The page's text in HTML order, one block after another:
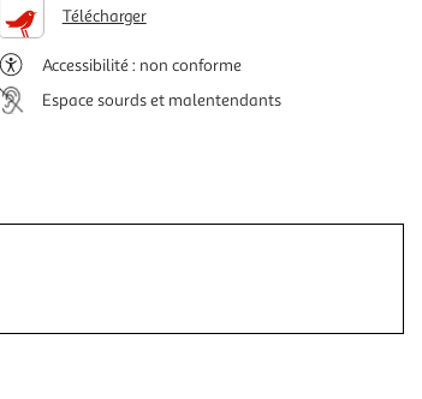
Télécharger
Accessibilité : non conforme
Espace sourds et malentendants